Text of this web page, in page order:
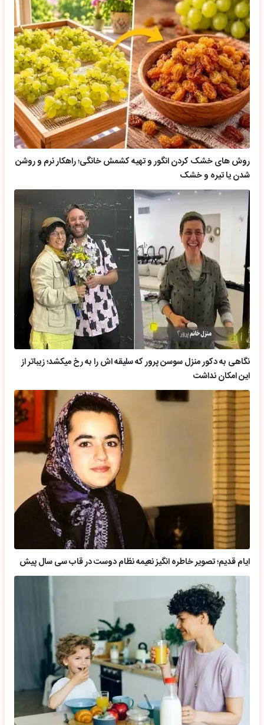
روش های خشک کردن انگور و تهیه کشمش خانگی؛ راهکار نرم و روشن
شدن یا تیره و خشک
نگاهی به دکور منزل سوسن پرور که سلیقه اش را به رخ میکشد؛ زیباتر از
این امکان نداشت
ایام قدیم؛ تصویر خاطره انگیز نعیمه نظام دوست در قاب سی سال پیش